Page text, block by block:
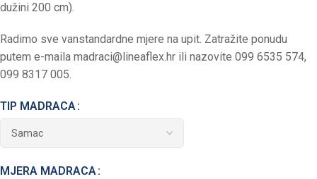
dužini 200 cm).
Radimo sve vanstandardne mjere na upit. Zatražite ponudu
putem e-maila madraci@lineaflex.hr ili nazovite 099 6535 574,
099 8317 005.
TIP MADRACA
MJERA MADRACA